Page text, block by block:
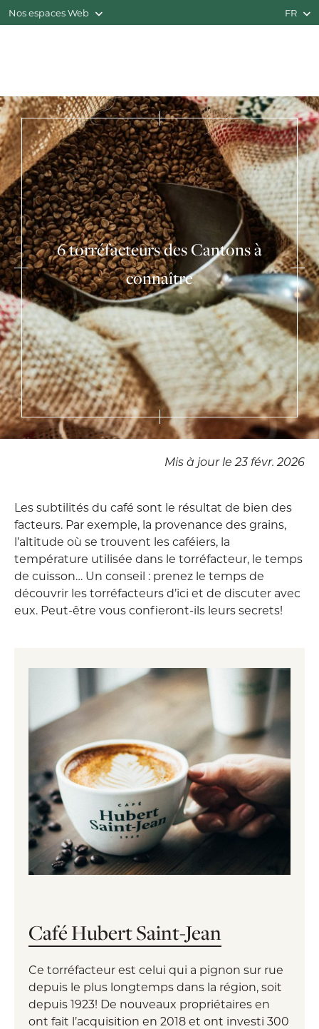
Nos espaces Web FR
6 torréfacteurs des Cantons à
connaître
Mis à jour le 23 févr. 2026
Les subtilités du café sont le résultat de bien des
facteurs. Par exemple, la provenance des grains,
l’altitude où se trouvent les caféiers, la
température utilisée dans le torréfacteur, le temps
de cuisson… Un conseil : prenez le temps de
découvrir les torréfacteurs d’ici et de discuter avec
eux. Peut-être vous confieront-ils leurs secrets!
Café Hubert Saint-Jean
Ce torréfacteur est celui qui a pignon sur rue
depuis le plus longtemps dans la région, soit
depuis 1923! De nouveaux propriétaires en
ont fait l’acquisition en 2018 et ont investi 300